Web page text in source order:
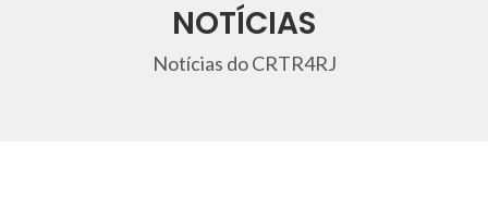
NOTÍCIAS
Notícias do CRTR4RJ